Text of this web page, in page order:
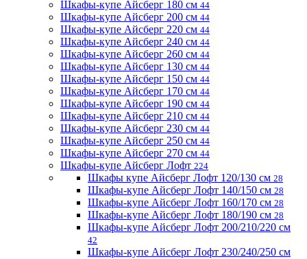
Шкафы-купе Айсберг 180 см 44
Шкафы-купе Айсберг 200 см 44
Шкафы-купе Айсберг 220 см 44
Шкафы-купе Айсберг 240 см 44
Шкафы-купе Айсберг 260 см 44
Шкафы-купе Айсберг 130 см 44
Шкафы-купе Айсберг 150 см 44
Шкафы-купе Айсберг 170 см 44
Шкафы-купе Айсберг 190 см 44
Шкафы-купе Айсберг 210 см 44
Шкафы-купе Айсберг 230 см 44
Шкафы-купе Айсберг 250 см 44
Шкафы-купе Айсберг 270 см 44
Шкафы-купе Айсберг Лофт 224
Шкафы купе Айсберг Лофт 120/130 см 28
Шкафы-купе Айсберг Лофт 140/150 см 28
Шкафы-купе Айсберг Лофт 160/170 см 28
Шкафы-купе Айсберг Лофт 180/190 см 28
Шкафы-купе Айсберг Лофт 200/210/220 см
42
Шкафы-купе Айсберг Лофт 230/240/250 см